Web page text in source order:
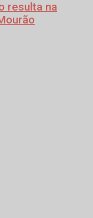
resulta na